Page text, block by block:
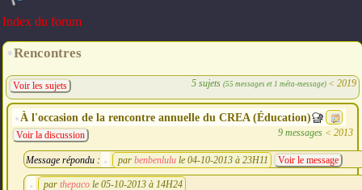
Index du forum
Rencontres
5 sujets (55 messages et 1 méta-message) < 2019
Voir les sujets
À l'occasion de la rencontre annuelle du CREA (Éducation)
9 messages< 2013
Voir la discussion
Message répondu : par benbenlulu le 04-10-2013 à 23H11 Voir le message
par thepaco le 05-10-2013 à 14H24